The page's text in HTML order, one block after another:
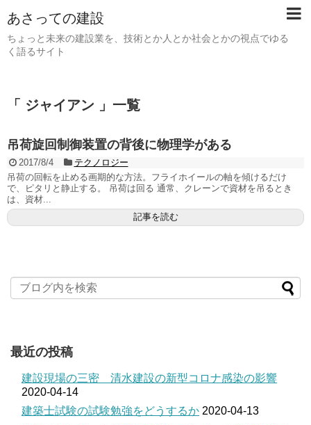
あさっての建設
ちょっと未来の建設業を、技術とか人とか社会とかの視点でゆる
く語るサイト
「 ジャイアン 」一覧
吊荷旋回制御装置の背後に物理学がある
2017/8/4
テクノロジー
吊荷の回転を止める画期的な方法。フライホイールの軸を傾けるだけ
で、ピタリと静止する。 吊荷は回る 通常、クレーンで資材を吊るとき
は、資材...
記事を読む
最近の投稿
建設現場の三密 清水建設の新型コロナ感染の影響
2020-04-14
建築士試験の試験勉強をどうするか 2020-04-13